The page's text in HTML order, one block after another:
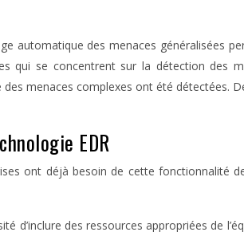
automatique des menaces généralisées
qui se concentrent sur la détection des
menaces complexes ont été détectées.
EDR
ont déjà besoin de cette fonctionnalité
d’inclure des ressources appropriées de